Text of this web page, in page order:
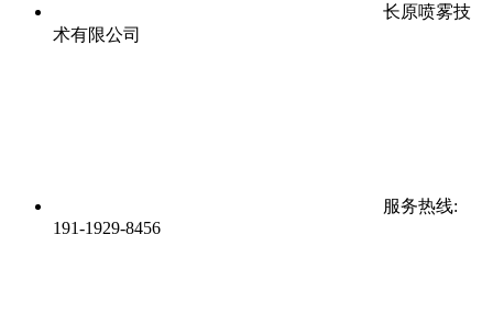
长原喷雾技
术有限公司
服务热线:
191-1929-8456